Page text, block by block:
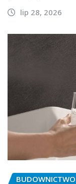
lip 28, 2026
BUDOWNICTWO